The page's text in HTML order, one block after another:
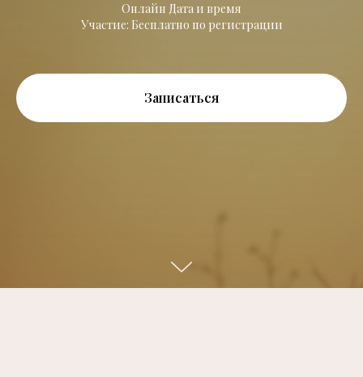
Онлайн Дата и время
Участие: Бесплатно по регистрации
Записаться